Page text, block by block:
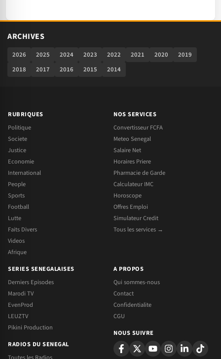
ARCHIVES
2026 2025 2024 2023 2022 2021 2020
2019
2018
2017 2016 2015 2014
RUBRIQUES
Politique
Societe
Justice
Economie
International
People
Sports
Football
Lutte
Faits Divers
Videos
Afrique
NOS SERVICES
Convertisseur FCFA
Meteo Senegal
Salaire Net
Horaires Priere
Pharmacie de Garde
Calculateur IMC
Horoscope
Offres Emploi
Simulateur Credit
Tous les services →
SERIES SENEGALAISES
Derniers Episodes
Marodi TV
EvenProd
LEUZTV
Pikini Production
RADIOS DU SENEGAL
A PROPOS
Qui sommes-nous
Contact
Confidentialite
CGU
NOUS SUIVRE